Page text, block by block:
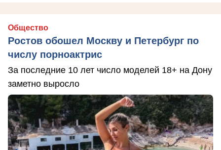
Общество
Ростов обошел Москву и Петербург по
числу порноактрис
За последние 10 лет число моделей 18+ на Дону
заметно выросло